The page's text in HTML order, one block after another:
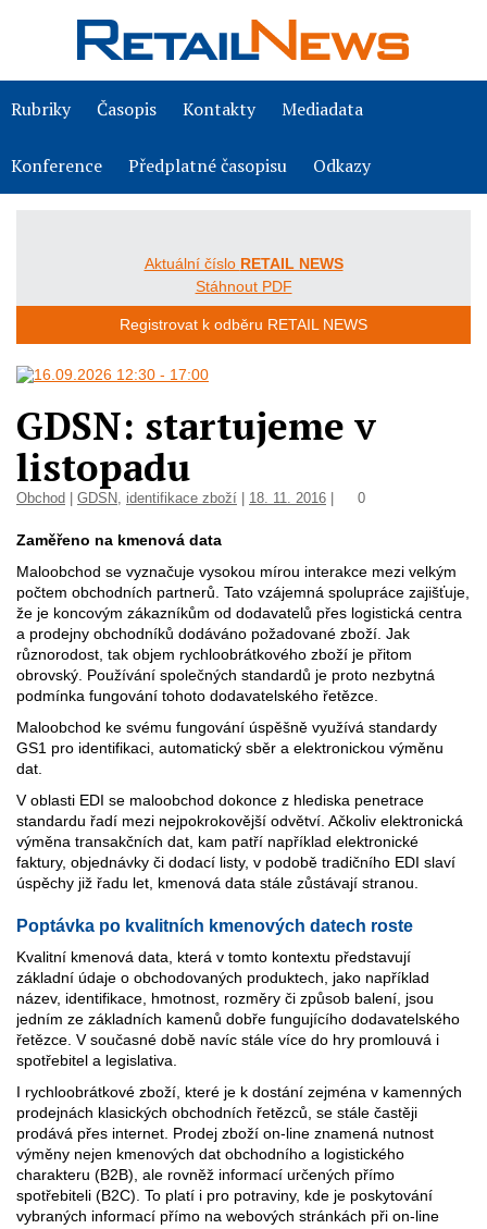
Rubriky Časopis Kontakty Mediadata
Konference Předplatné časopisu Odkazy
Aktuální číslo RETAIL NEWS
Stáhnout PDF
Registrovat k odběru RETAIL NEWS
GDSN: startujeme v
listopadu
Obchod GDSN, identifikace zboží 18. 11. 2016 0
Zaměřeno na kmenová data
Maloobchod se vyznačuje vysokou mírou interakce mezi velkým
počtem obchodních partnerů. Tato vzájemná spolupráce zajišťuje,
že je koncovým zákazníkům od dodavatelů přes logistická centra
a prodejny obchodníků dodáváno požadované zboží. Jak
různorodost, tak objem rychloobrátkového zboží je přitom
obrovský. Používání společných standardů je proto nezbytná
podmínka fungování tohoto dodavatelského řetězce.
Maloobchod ke svému fungování úspěšně využívá standardy
GS1 pro identifikaci, automatický sběr a elektronickou výměnu
dat.
V oblasti EDI se maloobchod dokonce z hlediska penetrace
standardu řadí mezi nejpokrokovější odvětví. Ačkoliv elektronická
výměna transakčních dat, kam patří například elektronické
faktury, objednávky či dodací listy, v podobě tradičního EDI slaví
úspěchy již řadu let, kmenová data stále zůstávají stranou.
Poptávka po kvalitních kmenových datech roste
Kvalitní kmenová data, která v tomto kontextu představují
základní údaje o obchodovaných produktech, jako například
název, identifikace, hmotnost, rozměry či způsob balení, jsou
jedním ze základních kamenů dobře fungujícího dodavatelského
řetězce. V současné době navíc stále více do hry promlouvá i
spotřebitel a legislativa.
I rychloobrátkové zboží, které je k dostání zejména v kamenných
prodejnách klasických obchodních řetězců, se stále častěji
prodává přes internet. Prodej zboží on-line znamená nutnost
výměny nejen kmenových dat obchodního a logistického
charakteru (B2B), ale rovněž informací určených přímo
spotřebiteli (B2C). To platí i pro potraviny, kde je poskytování
vybraných informací přímo na webových stránkách při on-line